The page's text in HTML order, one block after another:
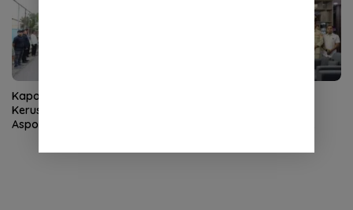
Kapolda Aceh Tinjau
Kerusakan Rumah Dinas
Aspol Lamteumen I Diterjang